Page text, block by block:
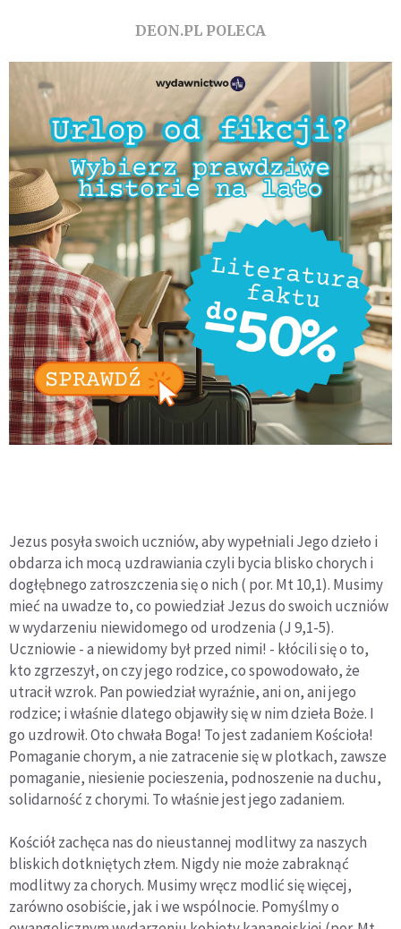
DEON.PL POLECA
Jezus posyła swoich uczniów, aby wypełniali Jego dzieło i
obdarza ich mocą uzdrawiania czyli bycia blisko chorych i
dogłębnego zatroszczenia się o nich ( por. Mt 10,1). Musimy
mieć na uwadze to, co powiedział Jezus do swoich uczniów
w wydarzeniu niewidomego od urodzenia (J 9,1-5).
Uczniowie - a niewidomy był przed nimi! - kłócili się o to,
kto zgrzeszył, on czy jego rodzice, co spowodowało, że
utracił wzrok. Pan powiedział wyraźnie, ani on, ani jego
rodzice; i właśnie dlatego objawiły się w nim dzieła Boże. I
go uzdrowił. Oto chwała Boga! To jest zadaniem Kościoła!
Pomaganie chorym, a nie zatracenie się w plotkach, zawsze
pomaganie, niesienie pocieszenia, podnoszenie na duchu,
solidarność z chorymi. To właśnie jest jego zadaniem.
Kościół zachęca nas do nieustannej modlitwy za naszych
bliskich dotkniętych złem. Nigdy nie może zabraknąć
modlitwy za chorych. Musimy wręcz modlić się więcej,
zarówno osobiście, jak i we wspólnocie. Pomyślmy o